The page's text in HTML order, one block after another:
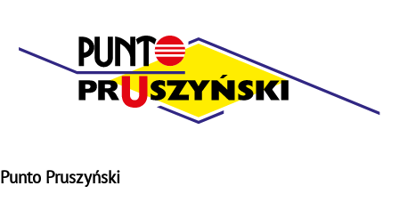
Punto Pruszyński